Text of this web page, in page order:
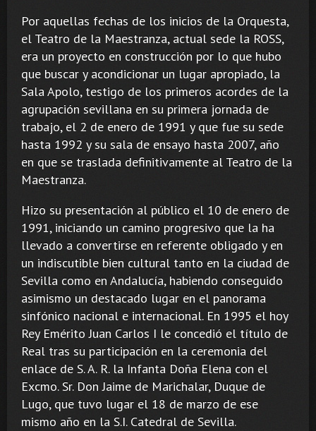
Por aquellas fechas de los inicios de la Orquesta,
el Teatro de la Maestranza, actual sede la ROSS,
era un proyecto en construcción por lo que hubo
que buscar y acondicionar un lugar apropiado, la
Sala Apolo, testigo de los primeros acordes de la
agrupación sevillana en su primera jornada de
trabajo, el 2 de enero de 1991 y que fue su sede
hasta 1992 y su sala de ensayo hasta 2007, año
en que se traslada definitivamente al Teatro de la
Maestranza.
Hizo su presentación al público el 10 de enero de
1991, iniciando un camino progresivo que la ha
llevado a convertirse en referente obligado y en
un indiscutible bien cultural tanto en la ciudad de
Sevilla como en Andalucía, habiendo conseguido
asimismo un destacado lugar en el panorama
sinfónico nacional e internacional. En 1995 el hoy
Rey Emérito Juan Carlos I le concedió el título de
Real tras su participación en la ceremonia del
enlace de S. A. R. la Infanta Doña Elena con el
Excmo. Sr. Don Jaime de Marichalar, Duque de
Lugo, que tuvo lugar el 18 de marzo de ese
mismo año en la S.I. Catedral de Sevilla.